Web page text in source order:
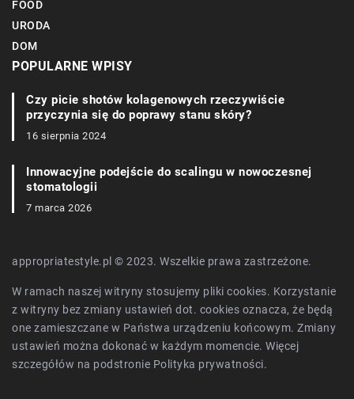
FOOD
URODA
DOM
POPULARNE WPISY
Czy picie shotów kolagenowych rzeczywiście
przyczynia się do poprawy stanu skóry?
16 sierpnia 2024
Innowacyjne podejście do scalingu w nowoczesnej
stomatologii
7 marca 2026
appropriatestyle.pl © 2023. Wszelkie prawa zastrzeżone.
W ramach naszej witryny stosujemy pliki cookies. Korzystanie
z witryny bez zmiany ustawień dot. cookies oznacza, że będą
one zamieszczane w Państwa urządzeniu końcowym. Zmiany
ustawień można dokonać w każdym momencie. Więcej
szczegółów na podstronie Polityka prywatności.